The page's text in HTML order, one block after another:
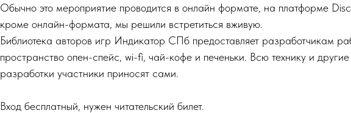
Обычно это мероприятие проводится в онлайн формате, на платформе
кроме онлайн-формата, мы решили встретиться вживую.
Библиотека авторов игр Индикатор СПб предоставляет разработчикам
пространство опен-спейс, wi-fi, чай-кофе и печеньки. Всю технику и
разработки участники приносят сами.
Вход бесплатный, нужен читательский билет.